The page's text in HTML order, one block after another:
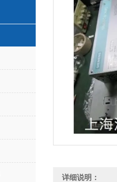
详细说明：